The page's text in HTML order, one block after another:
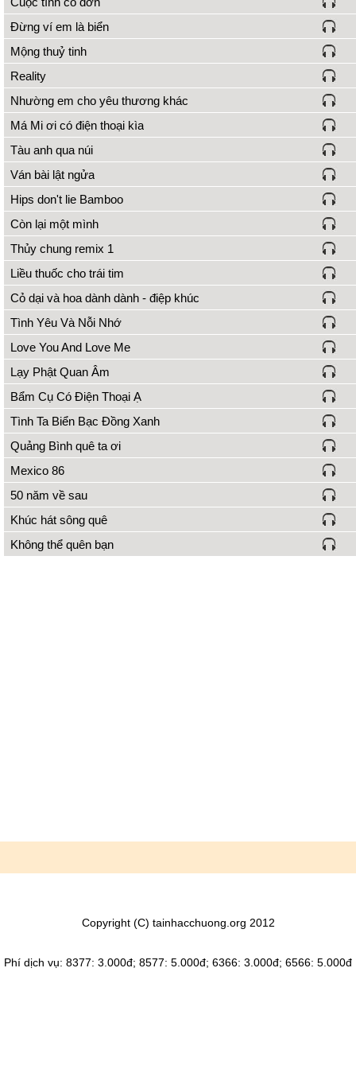
Đừng ví em là biển
Mộng thuỷ tinh
Reality
Nhường em cho yêu thương khác
Má Mi ơi có điện thoại kìa
Tàu anh qua núi
Ván bài lật ngửa
Hips don't lie Bamboo
Còn lại một mình
Thủy chung remix 1
Liều thuốc cho trái tim
Cỏ dại và hoa dành dành - điệp khúc
Tình Yêu Và Nỗi Nhớ
Love You And Love Me
Lạy Phật Quan Âm
Bẩm Cụ Có Điện Thoại Ạ
Tình Ta Biển Bạc Đồng Xanh
Quảng Bình quê ta ơi
Mexico 86
50 năm về sau
Khúc hát sông quê
Không thể quên bạn
Copyright (C) tainhacchuong.org 2012
Phí dịch vụ: 8377: 3.000đ; 8577: 5.000đ; 6366: 3.000đ; 6566: 5.000đ